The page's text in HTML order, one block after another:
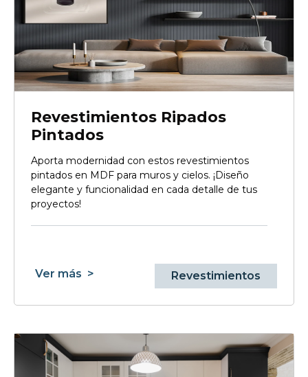
Revestimientos Ripados
Pintados
Aporta modernidad con estos revestimientos
pintados en MDF para muros y cielos. ¡Diseño
elegante y funcionalidad en cada detalle de tus
proyectos!
Ver más > Revestimientos